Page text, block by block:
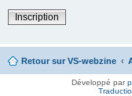
Inscription
Retour sur VS-webzine
Développé par